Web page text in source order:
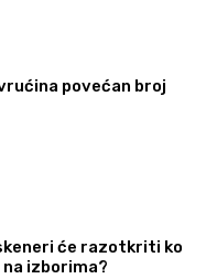
povećan broj
će razotkriti ko
izborima?